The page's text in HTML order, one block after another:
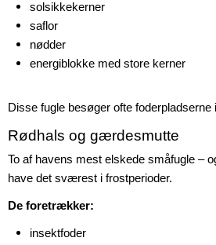
solsikkekerner
saflor
nødder
energiblokke med store kerner
Disse fugle besøger ofte foderpladserne
Rødhals og gærdesmutte
To af havens mest elskede småfugle –
have det sværest i frostperioder.
De foretrækker:
insektfoder